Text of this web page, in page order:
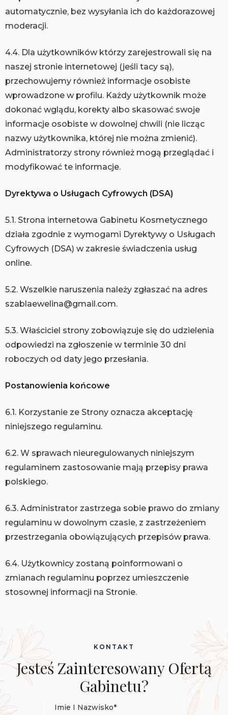
automatycznie, bez wysyłania ich do każdorazowej
moderacji.
4.4. Dla użytkowników którzy zarejestrowali się na
naszej stronie internetowej (jeśli tacy są),
przechowujemy również informacje osobiste
wprowadzone w profilu. Każdy użytkownik może
dokonać wglądu, korekty albo skasować swoje
informacje osobiste w dowolnej chwili (nie licząc
nazwy użytkownika, której nie można zmienić).
Administratorzy strony również mogą przeglądać i
modyfikować te informacje.
Dyrektywa o Usługach Cyfrowych (DSA)
5.1. Strona internetowa Gabinetu Kosmetycznego
działa zgodnie z wymogami Dyrektywy o Usługach
Cyfrowych (DSA) w zakresie świadczenia usług
online.
5.2. Wszelkie naruszenia należy zgłaszać na adres
szablaewelina@gmail.com.
5.3. Właściciel strony zobowiązuje się do udzielenia
odpowiedzi na zgłoszenie w terminie 30 dni
roboczych od daty jego przesłania.
Postanowienia końcowe
6.1. Korzystanie ze Strony oznacza akceptację
niniejszego regulaminu.
6.2. W sprawach nieuregulowanych niniejszym
regulaminem zastosowanie mają przepisy prawa
polskiego.
6.3. Administrator zastrzega sobie prawo do zmiany
regulaminu w dowolnym czasie, z zastrzeżeniem
przestrzegania obowiązujących przepisów prawa.
6.4. Użytkownicy zostaną poinformowani o
zmianach regulaminu poprzez umieszczenie
stosownej informacji na Stronie.
Jesteś Zainteresowany Ofertą
Gabinetu?
KONTAKT